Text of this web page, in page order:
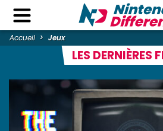
Accueil Jeux
LES DERNIÈRES